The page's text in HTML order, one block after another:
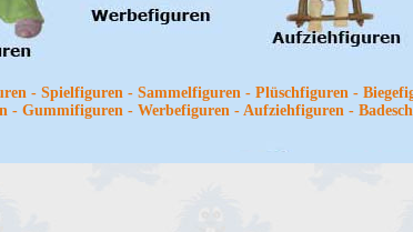
- Spielfiguren - Sammelfiguren - Plüschfiguren -
- Gummifiguren - Werbefiguren - Aufziehfiguren -